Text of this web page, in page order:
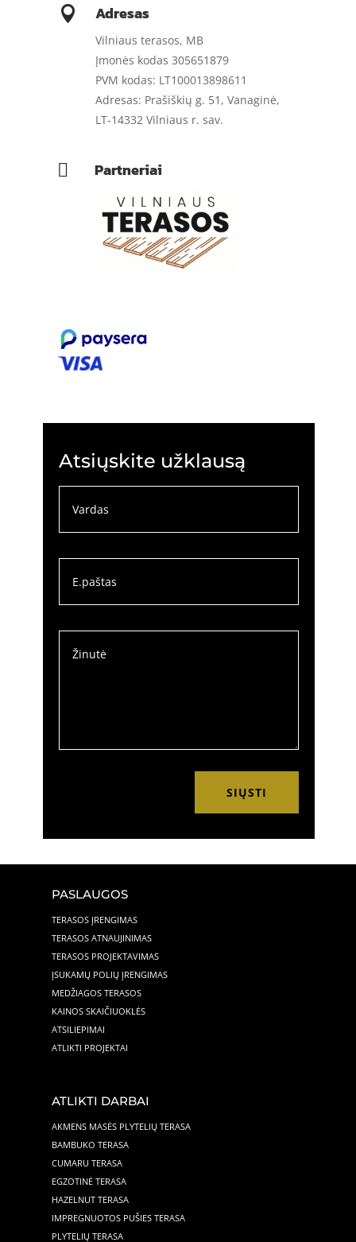
 Adresas
Vilniaus terasos, MB
Įmonės kodas 305651879
PVM kodas: LT100013898611
Adresas: Prašiškių g. 51, Vanaginė,
LT-14332 Vilniaus r. sav.
 Partneriai
Atsiųskite užklausą
SIŲSTI
PASLAUGOS
TERASOS ĮRENGIMAS
TERASOS ATNAUJINIMAS
TERASOS PROJEKTAVIMAS
ĮSUKAMŲ POLIŲ ĮRENGIMAS
MEDŽIAGOS TERASOS
KAINOS SKAIČIUOKLĖS
ATSILIEPIMAI
ATLIKTI PROJEKTAI
ATLIKTI DARBAI
AKMENS MASĖS PLYTELIŲ TERASA
BAMBUKO TERASA
CUMARU TERASA
EGZOTINĖ TERASA
HAZELNUT TERASA
IMPREGNUOTOS PUŠIES TERASA
PLYTELIŲ TERASA